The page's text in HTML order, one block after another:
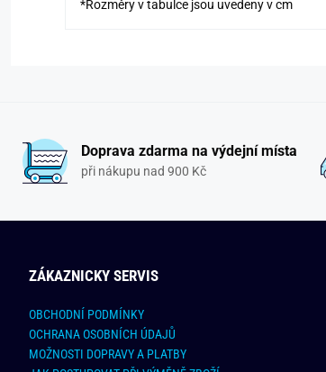
*Rozměry v tabulce jsou uvedeny v cm
Doprava zdarma na výdejní místa
při nákupu nad 900 Kč
ZÁKAZNICKY SERVIS
OBCHODNÍ PODMÍNKY
OCHRANA OSOBNÍCH ÚDAJŮ
MOŽNOSTI DOPRAVY A PLATBY